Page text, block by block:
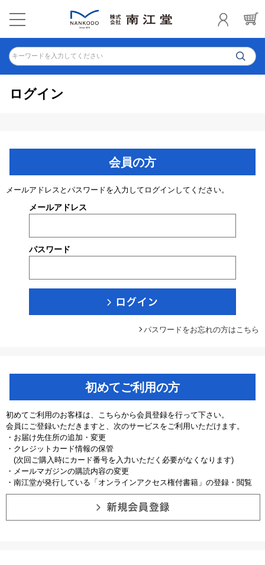
キーワードを入力してください
ログイン
会員の方
メールアドレスとパスワードを入力してログインしてください。
メールアドレス
パスワード
パスワードをお忘れの方はこちら
初めてご利用の方
初めてご利用のお客様は、こちらから会員登録を行って下さい。
会員にご登録いただきますと、次のサービスをご利用いただけます。
・お届け先住所の追加・変更
・クレジットカード情報の保管
(次回ご購入時にカード番号を入力いただく必要がなくなります)
・メールマガジンの購読内容の変更
・南江堂が発行している「オンラインアクセス権付書籍」の登録・閲覧